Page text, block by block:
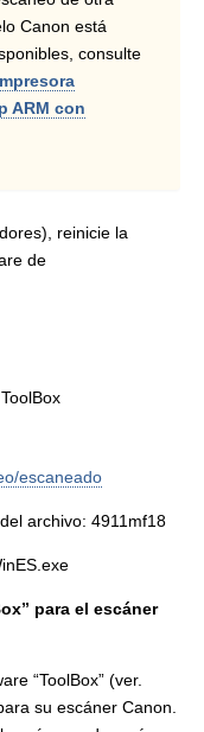
Canon está
consulte
ARM con
reinicie la
de
escaneado
archivo: 4911mf18
para el escáner
“ToolBox” (ver.
su escáner Canon.